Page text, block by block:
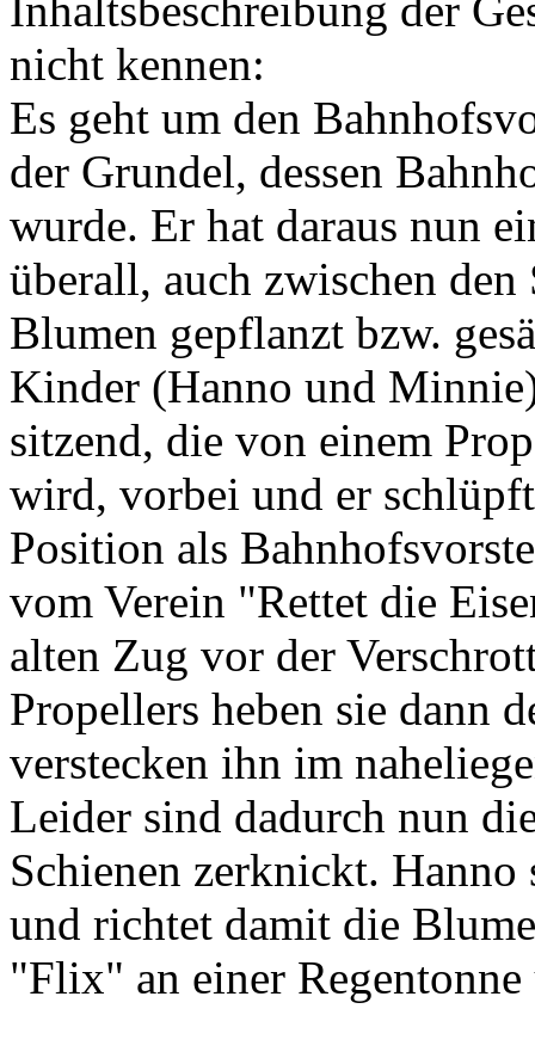
Inhaltsbeschreibung der
nicht kennen:
Es geht um den
der Grundel, dessen
wurde. Er hat daraus nun
überall, auch zwischen den
Blumen gepflanzt bzw.
Kinder (Hanno und
sitzend, die von einem
wird, vorbei und er
Position als
vom Verein "Rettet die
alten Zug vor der
Propellers heben sie dann
verstecken ihn im
Leider sind dadurch nun
Schienen zerknickt.
und richtet damit die
"Flix" an einer